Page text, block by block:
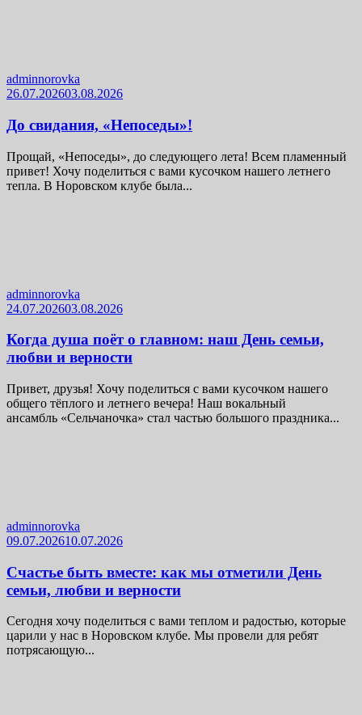
adminnorovka
26.07.202603.08.2026
До свидания, «Непоседы»!
Прощай, «Непоседы», до следующего лета! Всем пламенный
привет! Хочу поделиться с вами кусочком нашего летнего
тепла. В Норовском клубе была...
adminnorovka
24.07.202603.08.2026
Когда душа поёт о главном: наш День семьи,
любви и верности
Привет, друзья! Хочу поделиться с вами кусочком нашего
общего тёплого и летнего вечера! Наш вокальный
ансамбль «Сельчаночка» стал частью большого праздника...
adminnorovka
09.07.202610.07.2026
Счастье быть вместе: как мы отметили День
семьи, любви и верности
Сегодня хочу поделиться с вами теплом и радостью, которые
царили у нас в Норовском клубе. Мы провели для ребят
потрясающую...